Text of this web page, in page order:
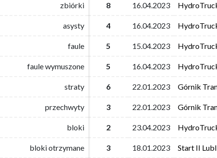
zbiórki 8 16.04.2023
asysty 4 16.04.2023
faule 5 15.04.2023
faule wymuszone 5 16.04.2023
straty 6 22.01.2023 Górnik
przechwyty 3 22.01.2023 Górnik
bloki 2 23.04.2023
bloki otrzymane 3 18.01.2023 Start II
zbiórki 8 16.04.2023
asysty 4 16.04.2023
faule 5 15.04.2023
faule wymuszone 5 16.04.2023
straty 6 22.01.2023 Górnik
przechwyty 3 22.01.2023 Górnik
bloki 2 23.04.2023
bloki otrzymane 3 18.01.2023 Start II